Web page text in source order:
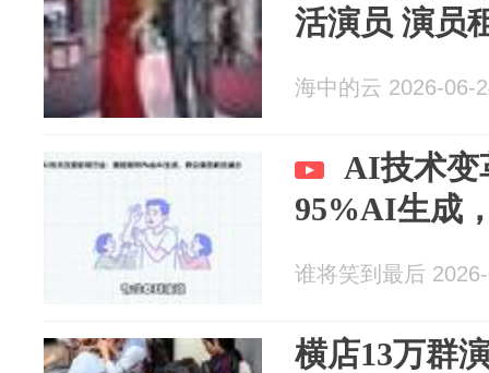
活演员 演员
海中的云 2026-06-
AI技术变
95%AI生成
谁将笑到最后
横店13万群